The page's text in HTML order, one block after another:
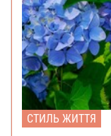
СТИЛЬ ЖИТТЯ